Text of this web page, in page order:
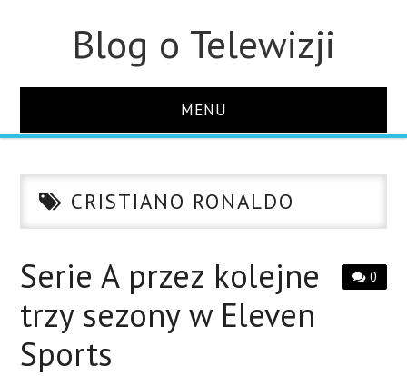
Blog o Telewizji
MENU
O STRONIECRISTIANO RONALDO
0
Serie A przez kolejne
trzy sezony w Eleven
Sports